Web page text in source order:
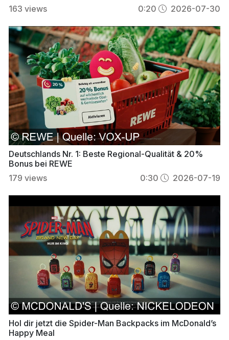
163 views 0:20 2026-07-30
Deutschlands Nr. 1: Beste Regional-Qualität & 20%
Bonus bei REWE
179 views 0:30 2026-07-19
Hol dir jetzt die Spider-Man Backpacks im McDonald’s
Happy Meal